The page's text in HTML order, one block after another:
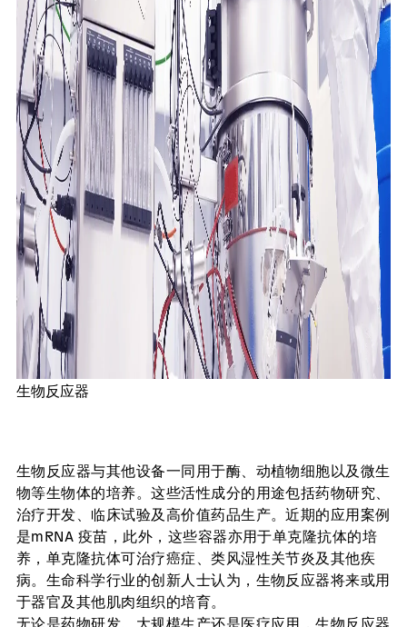
生物反应器
生物反应器与其他设备一同用于酶、动植物细胞以及微生
物等生物体的培养。这些活性成分的用途包括药物研究、
治疗开发、临床试验及高价值药品生产。近期的应用案例
是mRNA 疫苗，此外，这些容器亦用于单克隆抗体的培
养，单克隆抗体可治疗癌症、类风湿性关节炎及其他疾
病。生命科学行业的创新人士认为，生物反应器将来或用
于器官及其他肌肉组织的培育。
无论是药物研发、大规模生产还是医疗应用，生物反应器